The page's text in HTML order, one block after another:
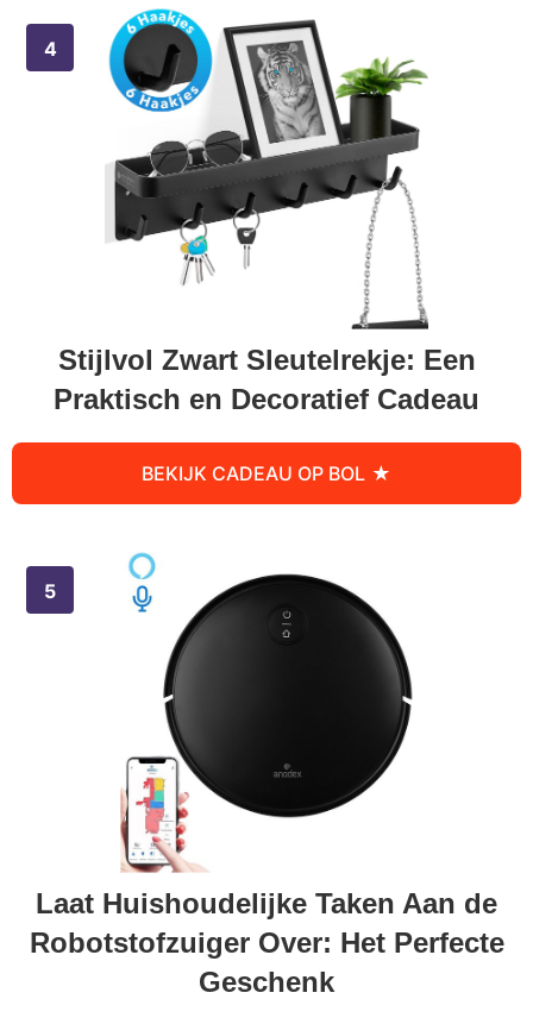
Stijlvol Zwart Sleutelrekje: Een
Praktisch en Decoratief Cadeau
BEKIJK CADEAU OP BOL
Laat Huishoudelijke Taken Aan de
Robotstofzuiger Over: Het Perfecte
Geschenk